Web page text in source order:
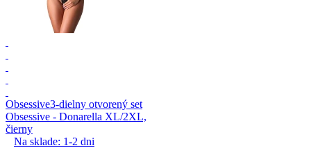
Obsessive3-dielny otvorený set
Obsessive - Donarella XL/2XL,
čierny
Na sklade: 1-2 dni